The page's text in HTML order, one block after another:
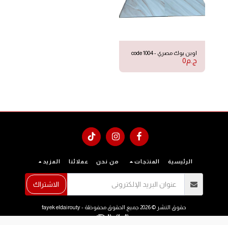
اوبن بوك مصري - code 1004
ج.م0
الرئيسية المنتجات من نحن عملائنا المزيد
الاشتراك
حقوق النشر © 2026 جميع الحقوق محفوظة - fayek eldairouty